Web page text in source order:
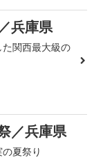
兵庫県
関西最大級の
／兵庫県
夏祭り